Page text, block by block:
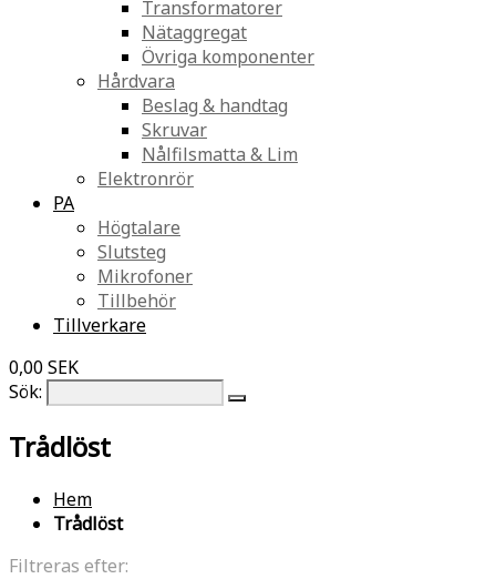
Transformatorer
Nätaggregat
Övriga komponenter
Hårdvara
Beslag & handtag
Skruvar
Nålfilsmatta & Lim
Elektronrör
PA
Högtalare
Slutsteg
Mikrofoner
Tillbehör
Tillverkare
0,00 SEK
Sök:
Trådlöst
Hem
Trådlöst
Filtreras efter: